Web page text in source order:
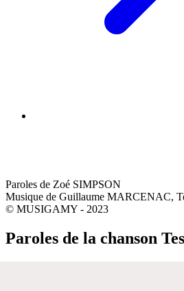
Paroles de Zoé SIMPSON
Musique de Guillaume MARCENAC,
© MUSIGAMY - 2023
Paroles de la chanson